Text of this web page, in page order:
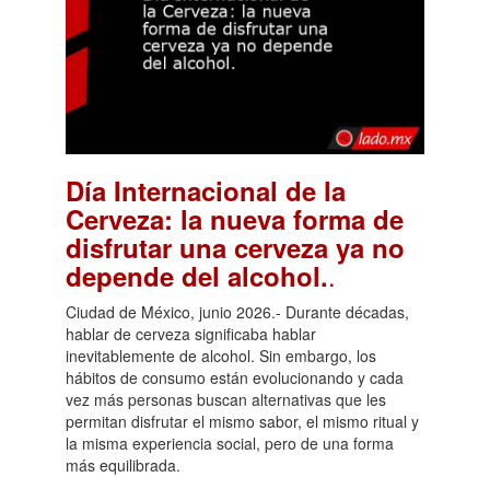
Día Internacional de la
Cerveza: la nueva forma de
disfrutar una cerveza ya no
depende del alcohol..
Ciudad de México, junio 2026.- Durante décadas,
hablar de cerveza significaba hablar
inevitablemente de alcohol. Sin embargo, los
hábitos de consumo están evolucionando y cada
vez más personas buscan alternativas que les
permitan disfrutar el mismo sabor, el mismo ritual y
la misma experiencia social, pero de una forma
más equilibrada.